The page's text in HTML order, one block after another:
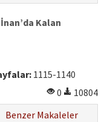
Kalan
1115-1140
0
10804
Benzer Makaleler